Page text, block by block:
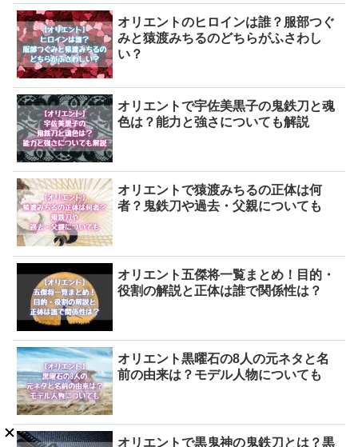
オリエントのヒロインは誰？服部つぐ
みと猿渡みちるのどちらがふさわし
い？
オリエントで宇佐美黒子の鬼鉄刀と魂
色は？能力と強さについても解説
オリエントで猿渡みちるの正体は何
者？鬼鉄刀や過去・父親についても
オリエント五傑将一覧まとめ！目的・
役割の解説と正体は誰で関係性は？
オリエント黒曜石の8人の元ネタと名
前の由来は？モデル人物についても
オリエントで黒鬼神の鬼鉄刀とは？黒